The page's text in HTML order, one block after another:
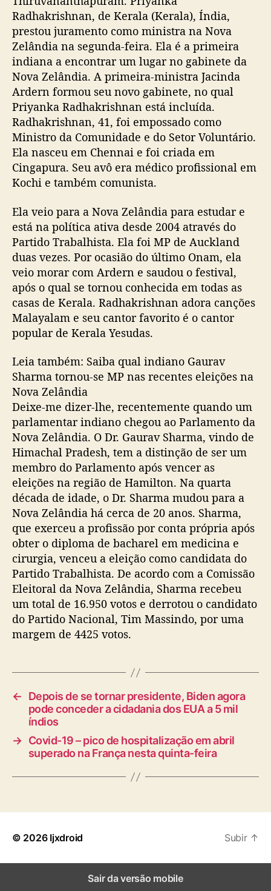
Radhakrishnan, de Kerala (Kerala), Índia,
prestou juramento como ministra na Nova
Zelândia na segunda-feira. Ela é a primeira
indiana a encontrar um lugar no gabinete da
Nova Zelândia. A primeira-ministra Jacinda
Ardern formou seu novo gabinete, no qual
Priyanka Radhakrishnan está incluída.
Radhakrishnan, 41, foi empossado como
Ministro da Comunidade e do Setor Voluntário.
Ela nasceu em Chennai e foi criada em
Cingapura. Seu avô era médico profissional em
Kochi e também comunista.
Ela veio para a Nova Zelândia para estudar e
está na política ativa desde 2004 através do
Partido Trabalhista. Ela foi MP de Auckland
duas vezes. Por ocasião do último Onam, ela
veio morar com Ardern e saudou o festival,
após o qual se tornou conhecida em todas as
casas de Kerala. Radhakrishnan adora canções
Malayalam e seu cantor favorito é o cantor
popular de Kerala Yesudas.
Leia também: Saiba qual indiano Gaurav
Sharma tornou-se MP nas recentes eleições na
Nova Zelândia
Deixe-me dizer-lhe, recentemente quando um
parlamentar indiano chegou ao Parlamento da
Nova Zelândia. O Dr. Gaurav Sharma, vindo de
Himachal Pradesh, tem a distinção de ser um
membro do Parlamento após vencer as
eleições na região de Hamilton. Na quarta
década de idade, o Dr. Sharma mudou para a
Nova Zelândia há cerca de 20 anos. Sharma,
que exerceu a profissão por conta própria após
obter o diploma de bacharel em medicina e
cirurgia, venceu a eleição como candidata do
Partido Trabalhista. De acordo com a Comissão
Eleitoral da Nova Zelândia, Sharma recebeu
um total de 16.950 votos e derrotou o candidato
do Partido Nacional, Tim Massindo, por uma
margem de 4425 votos.
←
Depois de se tornar presidente, Biden agora
pode conceder a cidadania dos EUA a 5 mil
índios
→ Covid-19 – pico de hospitalização em abril
superado na França nesta quinta-feira
© 2026 Ijxdroid Subir ↑
Sair da versão mobile